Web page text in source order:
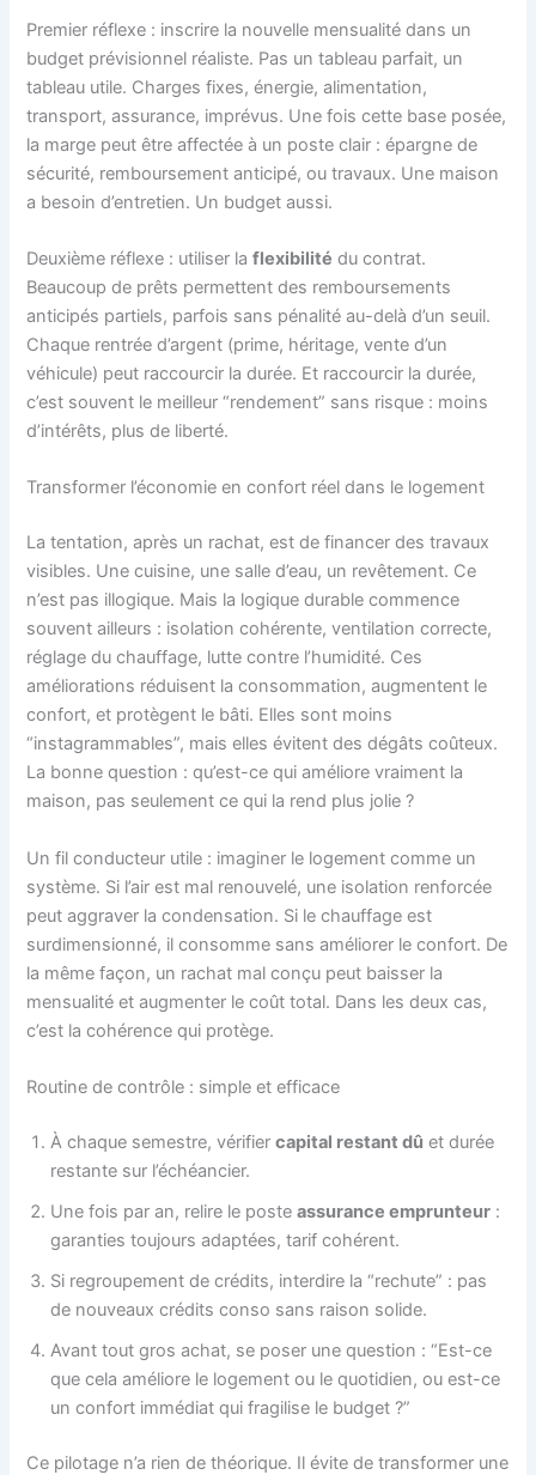
Premier réflexe : inscrire la nouvelle mensualité dans un
budget prévisionnel réaliste. Pas un tableau parfait, un
tableau utile. Charges fixes, énergie, alimentation,
transport, assurance, imprévus. Une fois cette base posée,
la marge peut être affectée à un poste clair : épargne de
sécurité, remboursement anticipé, ou travaux. Une maison
a besoin d’entretien. Un budget aussi.
Deuxième réflexe : utiliser laflexibilité du contrat.
Beaucoup de prêts permettent des remboursements
anticipés partiels, parfois sans pénalité au-delà d’un seuil.
Chaque rentrée d’argent (prime, héritage, vente d’un
véhicule) peut raccourcir la durée. Et raccourcir la durée,
c’est souvent le meilleur “rendement” sans risque : moins
d’intérêts, plus de liberté.
Transformer l’économie en confort réel dans le logement
La tentation, après un rachat, est de financer des travaux
visibles. Une cuisine, une salle d’eau, un revêtement. Ce
n’est pas illogique. Mais la logique durable commence
souvent ailleurs : isolation cohérente, ventilation correcte,
réglage du chauffage, lutte contre l’humidité. Ces
améliorations réduisent la consommation, augmentent le
confort, et protègent le bâti. Elles sont moins
“instagrammables”, mais elles évitent des dégâts coûteux.
La bonne question : qu’est-ce qui améliore vraiment la
maison, pas seulement ce qui la rend plus jolie ?
Un fil conducteur utile : imaginer le logement comme un
système. Si l’air est mal renouvelé, une isolation renforcée
peut aggraver la condensation. Si le chauffage est
surdimensionné, il consomme sans améliorer le confort. De
la même façon, un rachat mal conçu peut baisser la
mensualité et augmenter le coût total. Dans les deux cas,
c’est la cohérence qui protège.
Routine de contrôle : simple et efficace
À chaque semestre, vérifiercapital restant dû et durée
restante sur l’échéancier.
Une fois par an, relire le posteassurance emprunteur :
garanties toujours adaptées, tarif cohérent.
Si regroupement de crédits, interdire la “rechute” : pas
de nouveaux crédits conso sans raison solide.
Avant tout gros achat, se poser une question : “Est-ce
que cela améliore le logement ou le quotidien, ou est-ce
un confort immédiat qui fragilise le budget ?”
Ce pilotage n’a rien de théorique. Il évite de transformer une